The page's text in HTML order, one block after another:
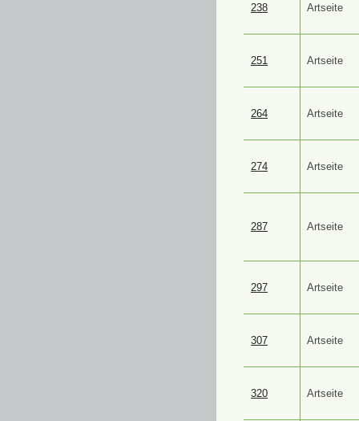
238 Artseite
251 Artseite
264 Artseite
274 Artseite
287 Artseite
297 Artseite
307 Artseite
320 Artseite